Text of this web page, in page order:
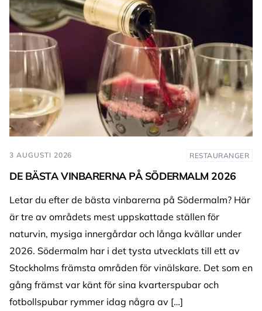
3 AUGUSTI 2026 RESTAURANGER
DE BÄSTA VINBARERNA PÅ SÖDERMALM 2026
Letar du efter de bästa vinbarerna på Södermalm? Här
är tre av områdets mest uppskattade ställen för
naturvin, mysiga innergårdar och långa kvällar under
2026. Södermalm har i det tysta utvecklats till ett av
Stockholms främsta områden för vinälskare. Det som en
gång främst var känt för sina kvarterspubar och
fotbollspubar rymmer idag några av […]